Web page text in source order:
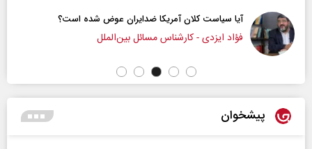
آیا سیاست کلان آمریکا ضدایران عوض شده است؟
فؤاد ایزدی - کارشناس مسائل بین‌الملل
پیشخوان